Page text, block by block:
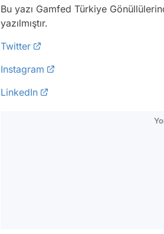
Bu yazı Gamfed Türkiye
yazılmıştır.
Twitter
Instagram
LinkedIn